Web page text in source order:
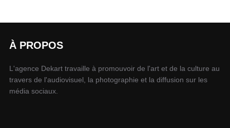
À PROPOS
L'agence Dekart travaille à promouvoir de l'art et de la culture au
travers de l'audiovisuel, la photographie et la diffusion sur les
média sociaux.